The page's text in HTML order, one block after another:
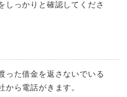
しっかりと確認してくださ
った借金を返さないでいる
から電話がきます。